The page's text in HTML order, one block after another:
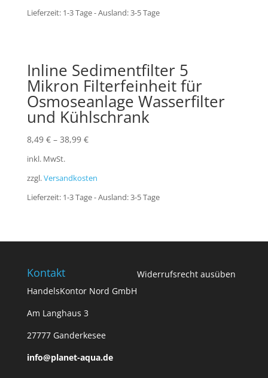
Lieferzeit: 1-3 Tage - Ausland: 3-5 Tage
Inline Sedimentfilter 5
Mikron Filterfeinheit für
Osmoseanlage Wasserfilter
und Kühlschrank
8,49 €– 38,99 €
inkl. MwSt.
zzgl.Versandkosten
Lieferzeit: 1-3 Tage - Ausland: 3-5 Tage
Kontakt
HandelsKontor Nord GmbH
Am Langhaus 3
27777 Ganderkesee
info@planet-aqua.de
Widerrufsrecht ausüben